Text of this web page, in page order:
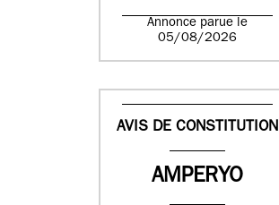
Annonce parue le
05/08/2026
AVIS DE CONSTITUTION
AMPERYO